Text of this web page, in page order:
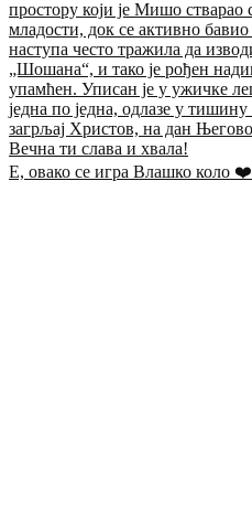
Е, овако се игра Влашко коло ❤️